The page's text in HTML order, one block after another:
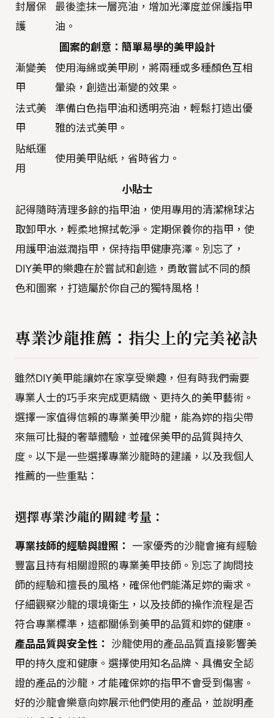
封層保
護
最後塗抹一層亮油，增加光澤度並保護指甲
油。
圖案的創意：簡單易學的美甲設計
漸變美
甲
使用海綿或美甲刷，將兩種或多種顏色互相
暈染，創造出漸變的效果。
法式美
甲
準備白色指甲油和透明亮油，輕鬆打造出優
雅的法式美甲。
貼紙運
用
使用美甲貼紙，省時省力。
小貼士
記得隨時清理多餘的指甲油，使用專用的清潔棉球沾
取卸甲水，輕柔地擦拭乾淨。定期保養你的指甲，使
用護甲油滋潤指甲，保持指甲健康亮澤。別忘了，
DIY美甲的樂趣在於嘗試和創造，勇敢嘗試不同的顏
色和圖案，打造屬於你自己的獨特風格！
專業沙龍推薦：指尖上的完美祕訣
雖然DIY美甲能讓妳在家享受樂趣，但有時我們需要
專業人士的巧手來完成更精緻、更持久的美甲藝術。
選擇一家值得信賴的專業美甲沙龍，能為妳的指尖帶
來無可比擬的奢華體驗，並確保美甲的品質與持久
度。以下是一些選擇專業沙龍時的建議，以及我個人
推薦的一些重點：
選擇專業沙龍的關鍵考量：
專業技師的經驗與證照：
一家優秀的沙龍會擁有經驗
豐富且持有相關證照的專業美甲技師。別忘了詢問技
師的經驗和擅長的風格，確保他們能滿足妳的需求。
仔細觀察沙龍的環境衛生，以及技師的操作流程是否
符合專業標準，這都關係到美甲的品質和妳的健康。
產品品質與安全性：
沙龍使用的產品品質直接影響美
甲的持久度和健康。選擇使用知名品牌、具備安全認
證的產品的沙龍，才能確保妳的指甲不會受到傷害。
好的沙龍會樂意向妳展示他們使用的產品，並說明產